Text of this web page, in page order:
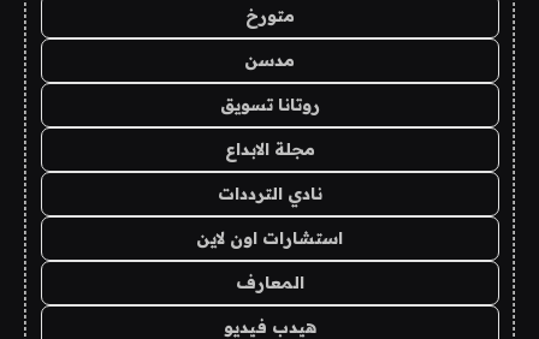
متورخ
مدسن
روتانا تسويق
مجلة الابداع
نادي الترددات
استشارات اون لاين
المعارف
هيدب فيديو